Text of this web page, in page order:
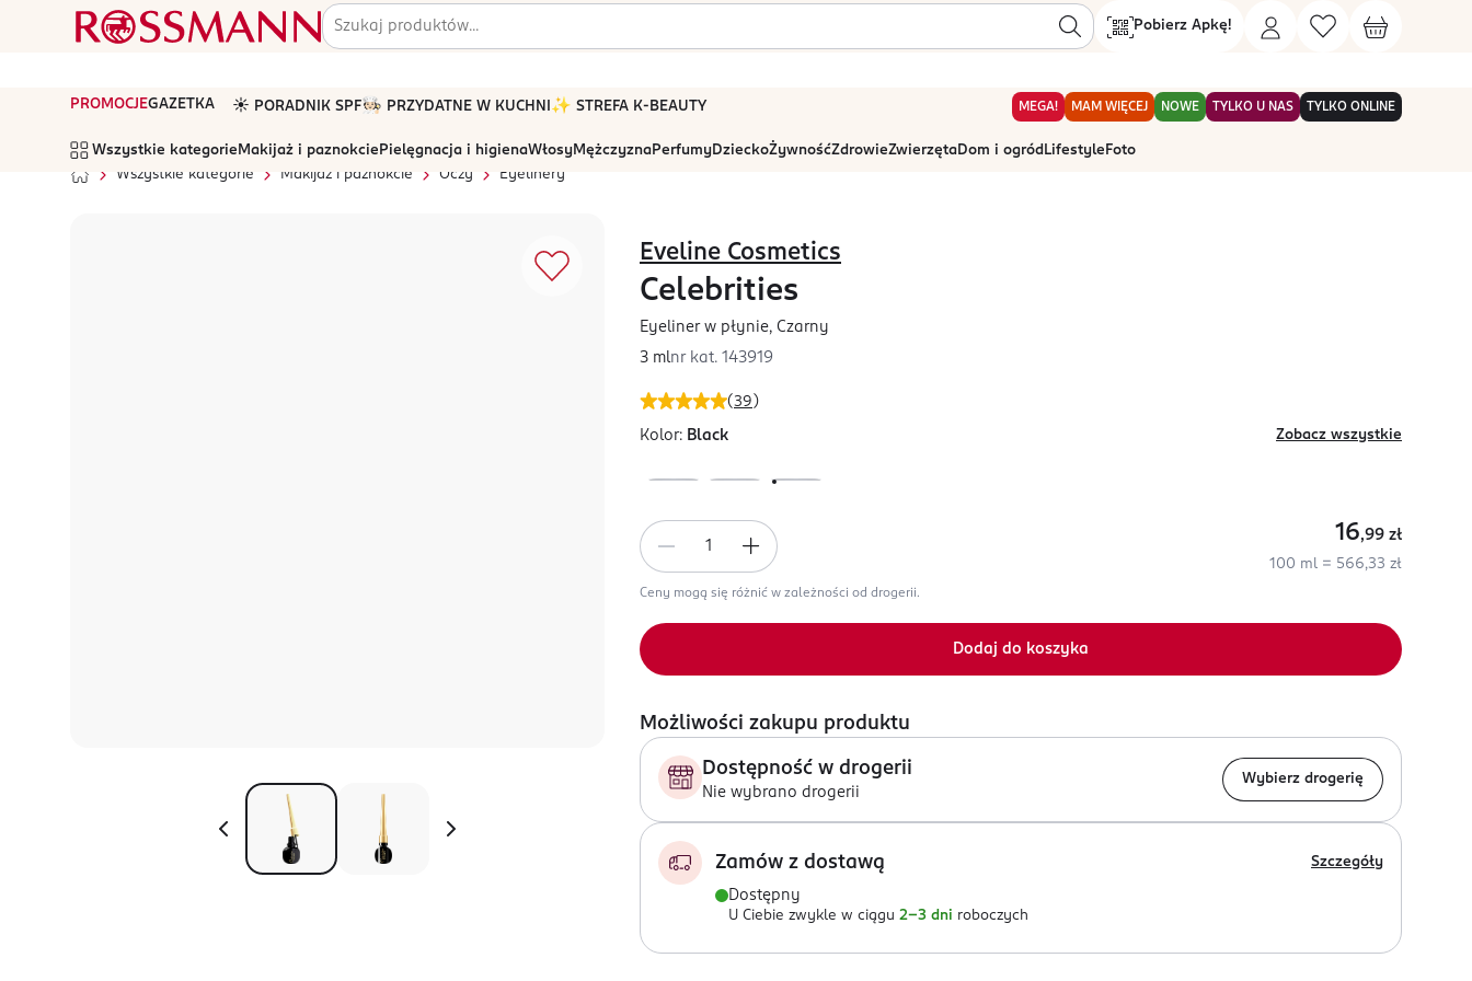
Pobierz Apkę!
PROMOCJEGAZETKA ☀️ PORADNIK SPF🧑🏻‍🍳 PRZYDATNE W KUCHNI ✨ STREFA K-BEAUTY MEGA! MAM WIĘCEJ NOWE TYLKO U NAS TYLKO ONLINE
Wszystkie kategorie Makijaż i paznokcie Pielęgnacja i higienaWłosyMężczyznaPerfumyDzieckoŻywnośćZdrowieZwierzętaDom i ogród Lifestyle Foto
Wszystkie kategorie
Makijaż i paznokcie Oczy Eyelinery
(39 )
Eveline Cosmetics
Celebrities
Eyeliner w płynie, Czarny
3 mlnr kat. 143919
Kolor: Black Zobacz wszystkie
16,99 zł
100 ml = 566,33 zł
Ceny mogą się różnić w zależności od drogerii.
Dodaj do koszyka
Możliwości zakupu produktu
Dostępność w drogerii
Nie wybrano drogerii
Wybierz drogerię
Zamów z dostawą Szczegóły
Dostępny
U Ciebie zwykle w ciągu 2-3 dni roboczych